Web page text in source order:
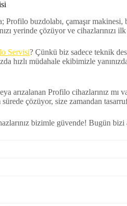
Profilo buzdolabı, çamaşır
yerinde çözüyor ve cihazlarınızı
Servisi? Çünkü biz sadece teknik
hızlı müdahale ekibimizle
arızalanan Profilo cihazlarınız mı
sürede çözüyor, size zamandan
bizimle güvende! Bugün bizi